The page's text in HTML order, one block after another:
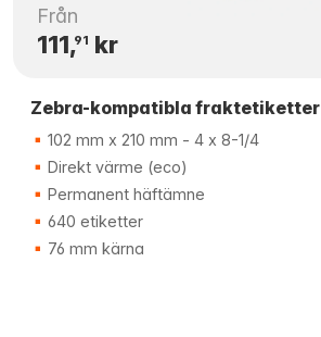
Från
111,91 kr
Zebra-kompatibla fraktetiketter
102 mm x 210 mm - 4 x 8-1/4
Direkt värme (eco)
Permanent häftämne
640 etiketter
76 mm kärna